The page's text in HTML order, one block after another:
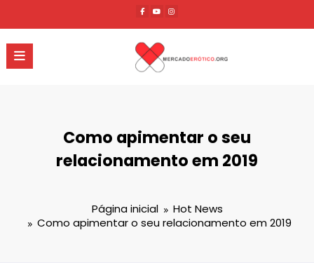
o
conteúdo
Como apimentar o seu
relacionamento em 2019
Página inicial
Hot News
Como apimentar o seu relacionamento em 2019